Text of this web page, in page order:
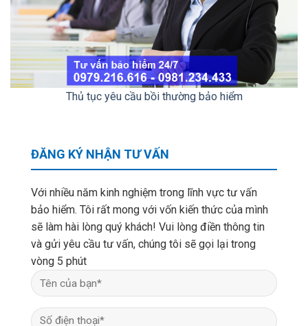
Thủ tục yêu cầu bồi thường bảo hiểm
ĐĂNG KÝ NHẬN TƯ VẤN
Với nhiều năm kinh nghiệm trong lĩnh vực tư vấn
bảo hiểm. Tôi rất mong với vốn kiến thức của mình
sẽ làm hài lòng quý khách! Vui lòng điền thông tin
và gửi yêu cầu tư vấn, chúng tôi sẽ gọi lại trong
vòng 5 phút